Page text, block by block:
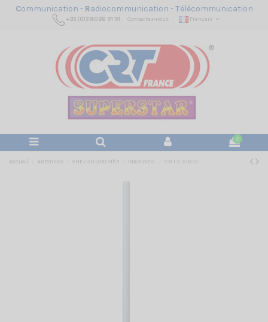
Communication - Radiocommunication -Télécommunication
+33 (0)3 80 26 91 91 Contactez-nous Français
0
Accueil Antennes VHF / 30-300 Mhz MARINES SB 1 S SIRIO